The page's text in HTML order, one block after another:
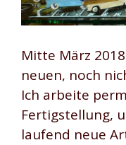
Mitte März
neuen, noch
Ich arbeite
Fertigstellung,
laufend neue